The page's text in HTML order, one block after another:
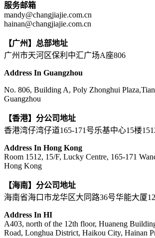
服务邮箱
mandy@changjiajie.com.cn
hainan@changjiajie.com.cn
【广州】总部地址
广州市天河区保利中汇广场A座806
Address In Guangzhou
No. 806, Building A, Poly Zhonghui
Guangzhou
【香港】分公司地址
香港湾仔湾仔道165-171号乐基中心15楼
Address In Hong Kong
Room 1512, 15/F, Lucky Centre, 165-171
Hong Kong
【海南】分公司地址
海南省海口市龙华区大同路36号华能大厦
Address In HI
A403, north of the 12th floor, Huaneng
Road, Longhua District, Haikou City, Hainan